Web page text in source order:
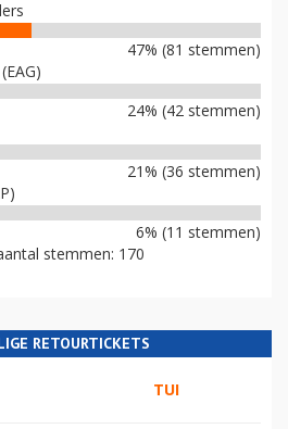
47% (81 stemmen)
24% (42 stemmen)
21% (36 stemmen)
6% (11 stemmen)
stemmen: 170
RETOURTICKETS
TUI